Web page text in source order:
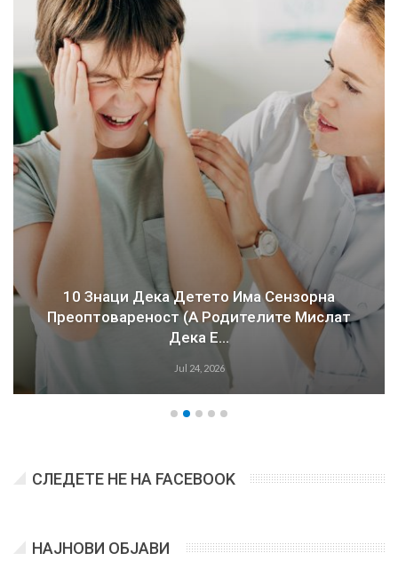
10 Знаци Дека Детето Има Сензорна
Преоптовареност (а Родителите Мислат
Дека Е…
Jul 24, 2026
СЛЕДЕТЕ НЕ НА FACEBOOK
НАЈНОВИ ОБЈАВИ